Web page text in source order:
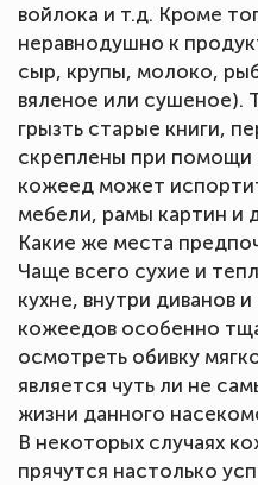
войлока и т.д. Кроме
неравнодушно к
сыр, крупы, молоко,
вяленое или сушеное).
грызть старые книги,
скреплены при помощи
кожеед может
мебели, рамы картин и
Какие же места
Чаще всего сухие и
кухне, внутри диванов
кожеедов особенно
осмотреть обивку
является чуть ли не
жизни данного
В некоторых случаях
прячутся настолько